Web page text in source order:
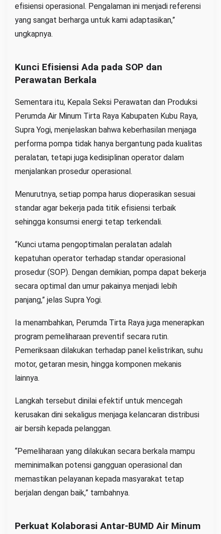
efisiensi operasional. Pengalaman ini menjadi referensi
yang sangat berharga untuk kami adaptasikan,”
ungkapnya.
Kunci Efisiensi Ada pada SOP dan
Perawatan Berkala
Sementara itu, Kepala Seksi Perawatan dan Produksi
Perumda Air Minum Tirta Raya Kabupaten Kubu Raya,
Supra Yogi, menjelaskan bahwa keberhasilan menjaga
performa pompa tidak hanya bergantung pada kualitas
peralatan, tetapi juga kedisiplinan operator dalam
menjalankan prosedur operasional.
Menurutnya, setiap pompa harus dioperasikan sesuai
standar agar bekerja pada titik efisiensi terbaik
sehingga konsumsi energi tetap terkendali.
“Kunci utama pengoptimalan peralatan adalah
kepatuhan operator terhadap standar operasional
prosedur (SOP). Dengan demikian, pompa dapat bekerja
secara optimal dan umur pakainya menjadi lebih
panjang,” jelas Supra Yogi.
Ia menambahkan, Perumda Tirta Raya juga menerapkan
program pemeliharaan preventif secara rutin.
Pemeriksaan dilakukan terhadap panel kelistrikan, suhu
motor, getaran mesin, hingga komponen mekanis
lainnya.
Langkah tersebut dinilai efektif untuk mencegah
kerusakan dini sekaligus menjaga kelancaran distribusi
air bersih kepada pelanggan.
“Pemeliharaan yang dilakukan secara berkala mampu
meminimalkan potensi gangguan operasional dan
memastikan pelayanan kepada masyarakat tetap
berjalan dengan baik,” tambahnya.
Perkuat Kolaborasi Antar-BUMD Air Minum